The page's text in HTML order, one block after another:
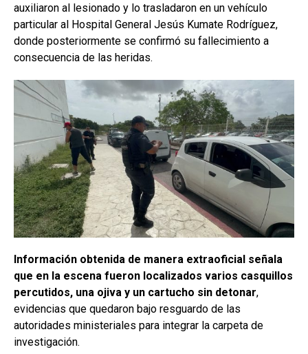
auxiliaron al lesionado y lo trasladaron en un vehículo
particular al Hospital General Jesús Kumate Rodríguez,
donde posteriormente se confirmó su fallecimiento a
consecuencia de las heridas.
Información obtenida de manera extraoficial señala
que en la escena fueron localizados varios casquillos
percutidos, una ojiva y un cartucho sin detonar,
evidencias que quedaron bajo resguardo de las
autoridades ministeriales para integrar la carpeta de
investigación.